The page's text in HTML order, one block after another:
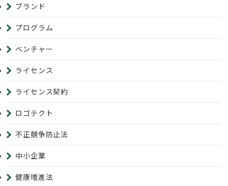
ブランド
プログラム
ベンチャー
ライセンス
ライセンス契約
ロゴテクト
不正競争防止法
中小企業
健康増進法